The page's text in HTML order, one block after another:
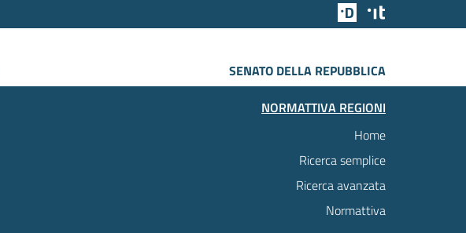
Team Digitale
SENATO DELLA REPUBBLICA
NORMATTIVA REGIONI
Home
Ricerca semplice
Ricerca avanzata
Normattiva